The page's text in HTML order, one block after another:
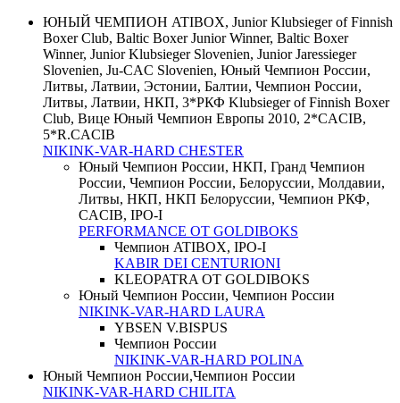
ЮНЫЙ ЧЕМПИОН ATIBOX, Junior Klubsieger of Finnish
Boxer Club, Baltic Boxer Junior Winner, Baltic Boxer
Winner, Junior Klubsieger Slovenien, Junior Jaressieger
Slovenien, Ju-CAC Slovenien, Юный Чемпион России,
Литвы, Латвии, Эстонии, Балтии, Чемпион России,
Литвы, Латвии, НКП, 3*РКФ Klubsieger of Finnish Boxer
Club, Вице Юный Чемпион Европы 2010, 2*CACIB,
5*R.CACIB
NIKINK-VAR-HARD CHESTER
Юный Чемпион России, НКП, Гранд Чемпион
России, Чемпион России, Белоруссии, Молдавии,
Литвы, НКП, НКП Белоруссии, Чемпион РКФ,
CACIB, IPO-I
PERFORMANCE OT GOLDIBOKS
Чемпион ATIBOX, IPO-I
KABIR DEI CENTURIONI
KLEOPATRA OT GOLDIBOKS
Юный Чемпион России, Чемпион России
NIKINK-VAR-HARD LAURA
YBSEN V.BISPUS
Чемпион России
NIKINK-VAR-HARD POLINA
Юный Чемпион России,Чемпион России
NIKINK-VAR-HARD CHILITA